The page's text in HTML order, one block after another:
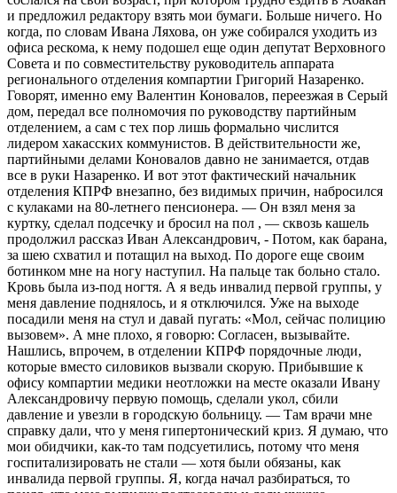
и предложил редактору взять мои бумаги. Больше ничего. Но
когда, по словам Ивана Ляхова, он уже собирался уходить из
офиса рескома, к нему подошел еще один депутат Верховного
Совета и по совместительству руководитель аппарата
регионального отделения компартии Григорий Назаренко.
Говорят, именно ему Валентин Коновалов, переезжая в Серый
дом, передал все полномочия по руководству партийным
отделением, а сам с тех пор лишь формально числится
лидером хакасских коммунистов. В действительности же,
партийными делами Коновалов давно не занимается, отдав
все в руки Назаренко. И вот этот фактический начальник
отделения КПРФ внезапно, без видимых причин, набросился
с кулаками на 80-летнего пенсионера. — Он взял меня за
куртку, сделал подсечку и бросил на пол , — сквозь кашель
продолжил рассказ Иван Александрович, - Потом, как барана,
за шею схватил и потащил на выход. По дороге еще своим
ботинком мне на ногу наступил. На пальце так больно стало.
Кровь была из-под ногтя. А я ведь инвалид первой группы, у
меня давление поднялось, и я отключился. Уже на выходе
посадили меня на стул и давай пугать: «Мол, сейчас полицию
вызовем». А мне плохо, я говорю: Согласен, вызывайте.
Нашлись, впрочем, в отделении КПРФ порядочные люди,
которые вместо силовиков вызвали скорую. Прибывшие к
офису компартии медики неотложки на месте оказали Ивану
Александровичу первую помощь, сделали укол, сбили
давление и увезли в городскую больницу. — Там врачи мне
справку дали, что у меня гипертонический криз. Я думаю, что
мои обидчики, как-то там подсуетились, потому что меня
госпитализировать не стали — хотя были обязаны, как
инвалида первой группы. Я, когда начал разбираться, то